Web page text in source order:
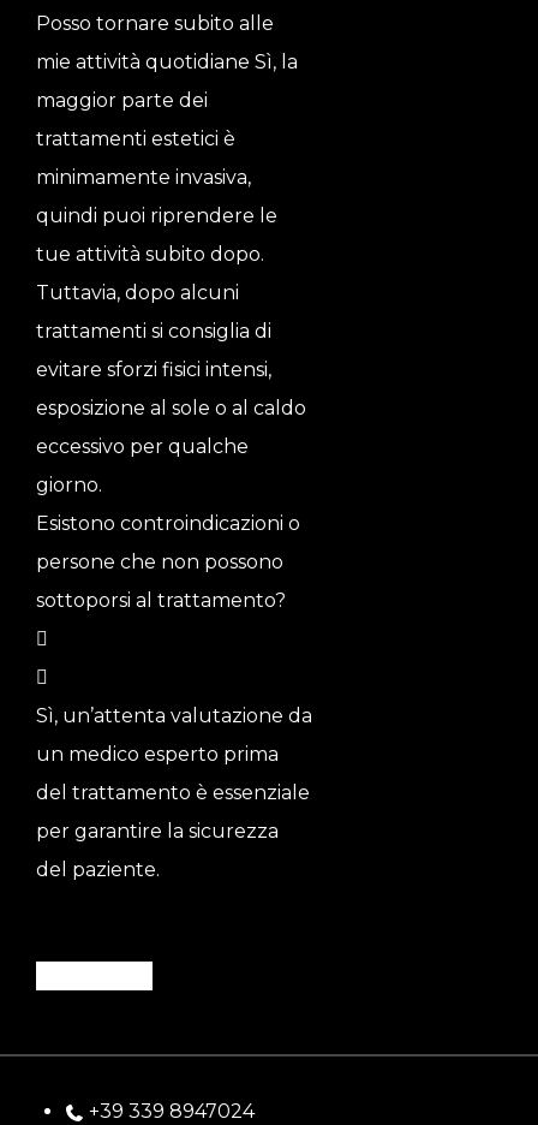
Posso tornare subito alle
mie attività quotidiane Sì, la
maggior parte dei
trattamenti estetici è
minimamente invasiva,
quindi puoi riprendere le
tue attività subito dopo.
Tuttavia, dopo alcuni
trattamenti si consiglia di
evitare sforzi fisici intensi,
esposizione al sole o al caldo
eccessivo per qualche
giorno.
Esistono controindicazioni o
persone che non possono
sottoporsi al trattamento?
Sì, un’attenta valutazione da
un medico esperto prima
del trattamento è essenziale
per garantire la sicurezza
del paziente.
+39 339 8947024